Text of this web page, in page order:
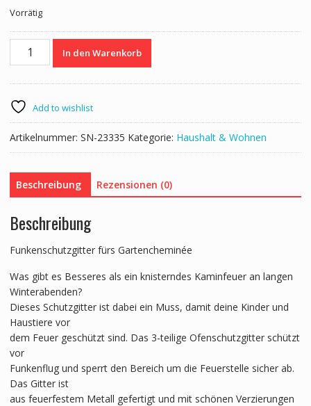
CHF 99.00CHF 80.00.
Vorrätig
Kaminschutzgitter
In den Warenkorb
Add to wishlist
Artikelnummer: SN-23335 Kategorie: Haushalt & Wohnen
Beschreibung Rezensionen (0)
Beschreibung
Funkenschutzgitter fürs Gartencheminée
Was gibt es Besseres als ein knisterndes Kaminfeuer an langen
Winterabenden?
Dieses Schutzgitter ist dabei ein Muss, damit deine Kinder und
Haustiere vor
dem Feuer geschützt sind. Das 3-teilige Ofenschutzgitter schützt
vor
Funkenflug und sperrt den Bereich um die Feuerstelle sicher ab.
Das Gitter ist
aus feuerfestem Metall gefertigt und mit schönen Verzierungen